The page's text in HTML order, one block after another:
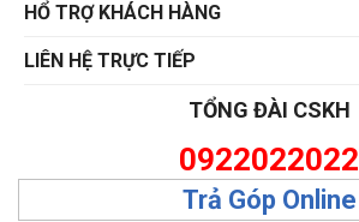
HỔ TRỢ KHÁCH HÀNG
LIÊN HỆ TRỰC TIẾP
TỔNG ĐÀI CSKH
0922022022
Trả Góp Online